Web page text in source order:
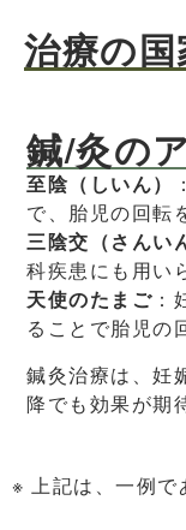
治療の
鍼/灸の
至陰（しいん）
で、胎児の回転
三陰交（さんい
科疾患にも用い
天使のたまご
ることで胎児の
鍼灸治療は、妊
降でも効果が期
※ 上記は、一例で